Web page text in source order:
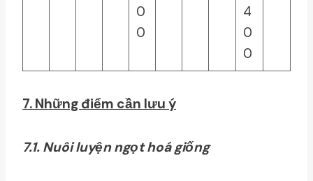
0
0
4
0
0
7. Những điểm cần lưu ý
7.1. Nuôi luyện ngọt hoá giống